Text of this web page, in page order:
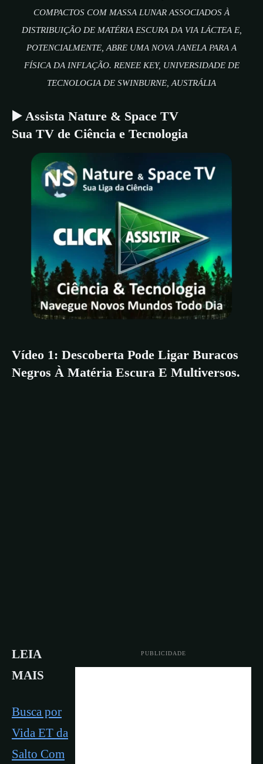
COMPACTOS COM MASSA LUNAR ASSOCIADOS À
DISTRIBUIÇÃO DE MATÉRIA ESCURA DA VIA LÁCTEA E,
POTENCIALMENTE, ABRE UMA NOVA JANELA PARA A
FÍSICA DA INFLAÇÃO. RENEE KEY, UNIVERSIDADE DE
TECNOLOGIA DE SWINBURNE, AUSTRÁLIA
▶️ Assista Nature & Space TV
Sua TV de Ciência e Tecnologia
Vídeo 1: Descoberta Pode Ligar Buracos
Negros À Matéria Escura E Multiversos.
PUBLICIDADE
LEIA
MAIS
Busca por
Vida ET da
Salto Com